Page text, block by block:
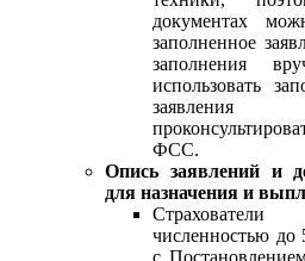
документах
заполненное
заполнения
использовать
ФСС.
Опись заявлений и
для назначения и
численностью до
с